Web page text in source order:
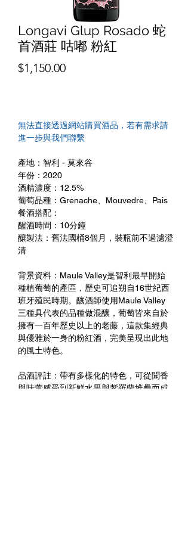
Longavi Glup Rosado 蛇
首酒莊 咕嘟 粉紅
$1,150.00價
無法直接透過網站購買酒品，若有需求請
進一步與我們聯繫
產地：智利 - 莫來谷
年份：2020
酒精濃度：12.5%
葡萄品種：Grenache、Mouvedre、Pais
餐酒搭配：
醒酒時間：10分鐘
釀製法：舊法國桶8個月，裝瓶前不過濾澄
清
背景資料：Maule Valley是智利最早開始
種植葡萄的產區，歷史可追朔自16世紀西
班牙殖民時期。釀酒師使用Maule Valley
三種具代表的品種做混釀，葡萄皆來自於
擁有一百年歷史以上的老藤，這款集經典
與優雅於一身的粉紅酒，完美呈現出此地
的風土特色。
品酒評註：帶有多樣化的特色，可從聞香
與味蕾感受到新鮮水果與紫羅蘭堆疊而成